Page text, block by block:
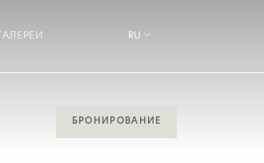
ГАЛЕРЕИ RU
БРОНИРОВАНИЕ